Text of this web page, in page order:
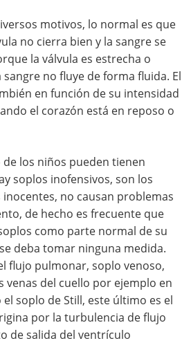
motivos, lo normal es que
no cierra bien y la sangre se
la válvula es estrecha o
no fluye de forma fluida. El
en función de su intensidad
el corazón está en reposo o
de los niños pueden tienen
soplos inofensivos, son los
no causan problemas
de hecho es frecuente que
como parte normal de su
deba tomar ninguna medida.
flujo pulmonar, soplo venoso,
venas del cuello por ejemplo en
soplo de Still, este último es el
por la turbulencia de flujo
de salida del ventrículo